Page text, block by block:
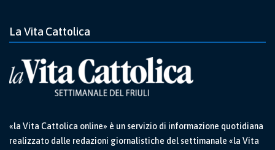
La Vita Cattolica
«la Vita Cattolica online» è un servizio di informazione quotidiana
realizzato dalle redazioni giornalistiche del settimanale «la Vita